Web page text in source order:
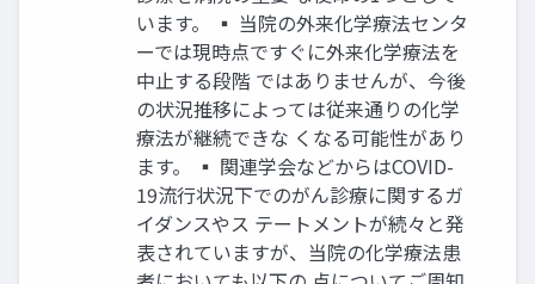
います。 ▪ 当院の外来化学療法センタ
ーでは現時点ですぐに外来化学療法を
中止する段階 ではありませんが、今後
の状況推移によっては従来通りの化学
療法が継続できな くなる可能性があり
ます。 ▪ 関連学会などからはCOVID-
19流行状況下でのがん診療に関するガ
イダンスやス テートメントが続々と発
表されていますが、当院の化学療法患